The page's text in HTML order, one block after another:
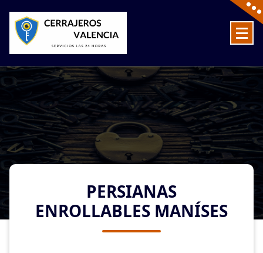
content
PERSIANAS
ENROLLABLES MANÍSES